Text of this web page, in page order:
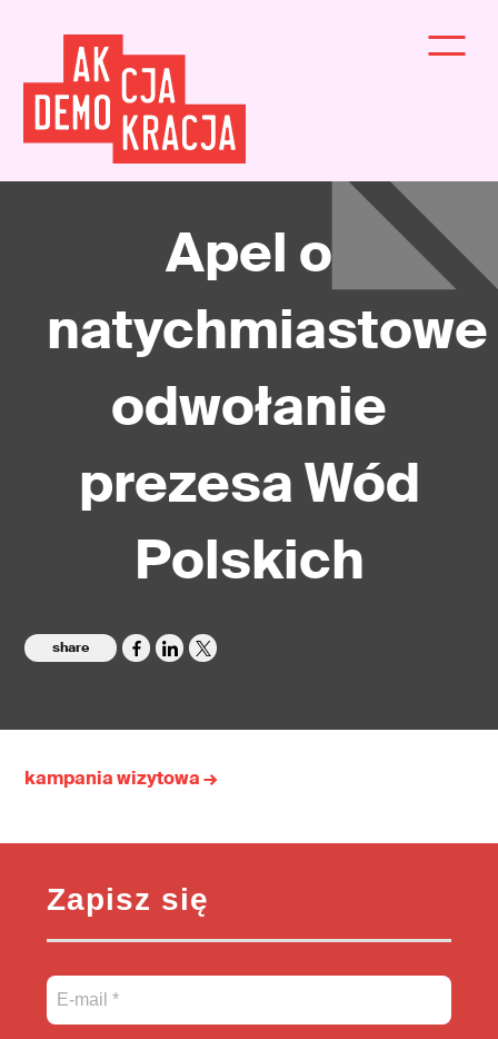
Apel o
natychmiastowe
odwołanie
prezesa Wód
Polskich
share
kampania wizytowa →
Zapisz się